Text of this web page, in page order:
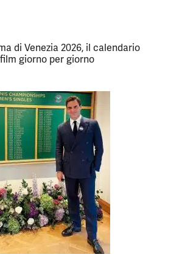
di Venezia 2026, il calendario
giorno per giorno